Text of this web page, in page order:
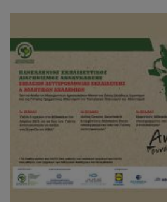
Κάνοντας κλικ στην επιλογή
κλικ στην επιλογή «Αποδοχή»,
επεξεργασία για όλους τους
Περαιτέρω πληροφορίες, μεταξύ
αποθήκευσης των δεδομένων και το
ανακαλέσετε τη συγκατάθεσή σας ανά
για το μέλλον, μπορείτε να βρείτε
μας.Μπορείτε να βρείτε τα νομικά